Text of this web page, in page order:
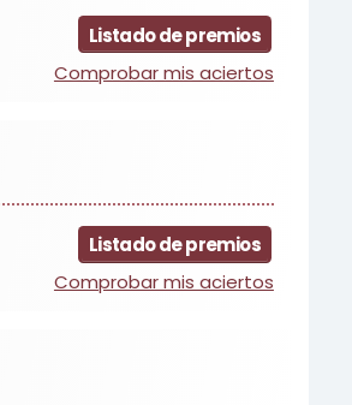
Listado de premios
Comprobar mis aciertos
Listado de premios
Comprobar mis aciertos